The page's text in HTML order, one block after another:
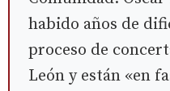
habido años de
proceso de
León y están «en